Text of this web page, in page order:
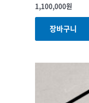
1,100,000원
장바구니